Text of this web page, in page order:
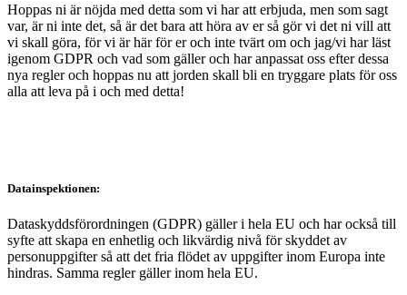
Hoppas ni är nöjda med detta som vi har att erbjuda, men som sagt
var, är ni inte det, så är det bara att höra av er så gör vi det ni vill att
vi skall göra, för vi är här för er och inte tvärt om och jag/vi har läst
igenom GDPR och vad som gäller och har anpassat oss efter dessa
nya regler och hoppas nu att jorden skall bli en tryggare plats för oss
alla att leva på i och med detta!
Datainspektionen:
Dataskyddsförordningen (GDPR) gäller i hela EU och har också till
syfte att skapa en enhetlig och likvärdig nivå för skyddet av
personuppgifter så att det fria flödet av uppgifter inom Europa inte
hindras. Samma regler gäller inom hela EU.